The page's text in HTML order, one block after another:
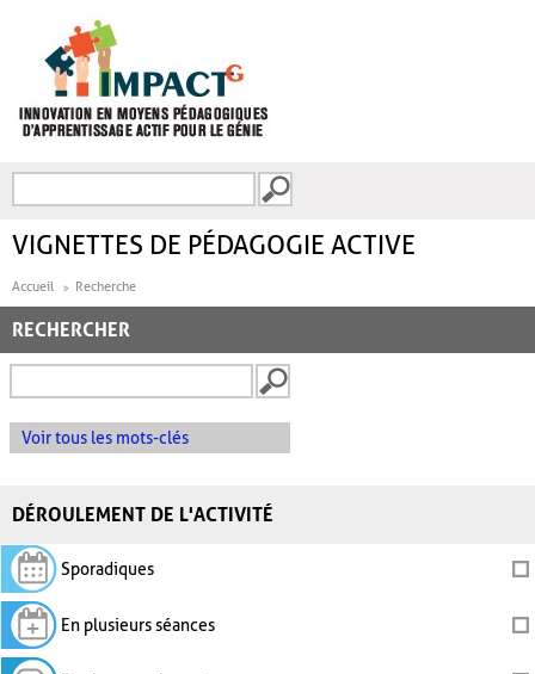
FORMULAIRE DE
VIGNETTES DE PÉDAGOGIE ACTIVE
Accueil Recherche
RECHERCHER
Voir tous les mots-clés
DÉROULEMENT DE L'ACTIVITÉ
Sporadiques
En plusieurs séances